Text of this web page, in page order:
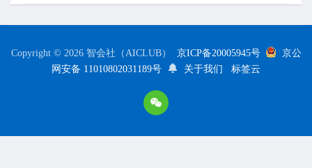
Copyright © 2026 智会社（AICLUB） 京ICP备20005945号
京公
网安备 11010802031189号
关于我们 标签云